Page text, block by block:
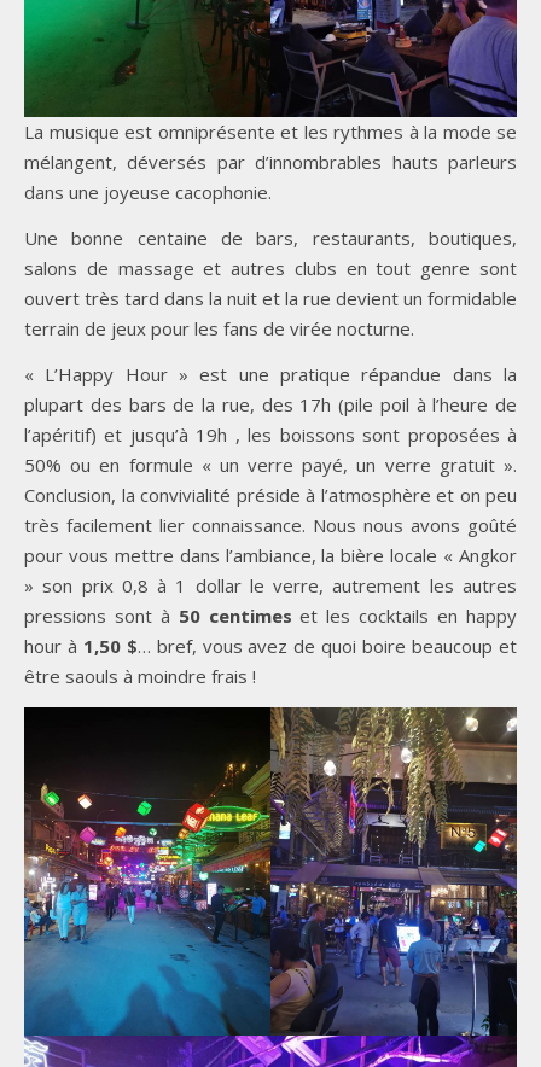
La musique est omniprésente et les rythmes à la mode se
mélangent, déversés par d’innombrables hauts parleurs
dans une joyeuse cacophonie.
Une bonne centaine de bars, restaurants, boutiques,
salons de massage et autres clubs en tout genre sont
ouvert très tard dans la nuit et la rue devient un formidable
terrain de jeux pour les fans de virée nocturne.
« L’Happy Hour » est une pratique répandue dans la
plupart des bars de la rue, des 17h (pile poil à l’heure de
l’apéritif) et jusqu’à 19h , les boissons sont proposées à
50% ou en formule « un verre payé, un verre gratuit ».
Conclusion, la convivialité préside à l’atmosphère et on peu
très facilement lier connaissance. Nous nous avons goûté
pour vous mettre dans l’ambiance, la bière locale « Angkor
» son prix 0,8 à 1 dollar le verre, autrement les autres
pressions sont à 50 centimes et les cocktails en happy
hour à 1,50 $… bref, vous avez de quoi boire beaucoup et
être saouls à moindre frais !